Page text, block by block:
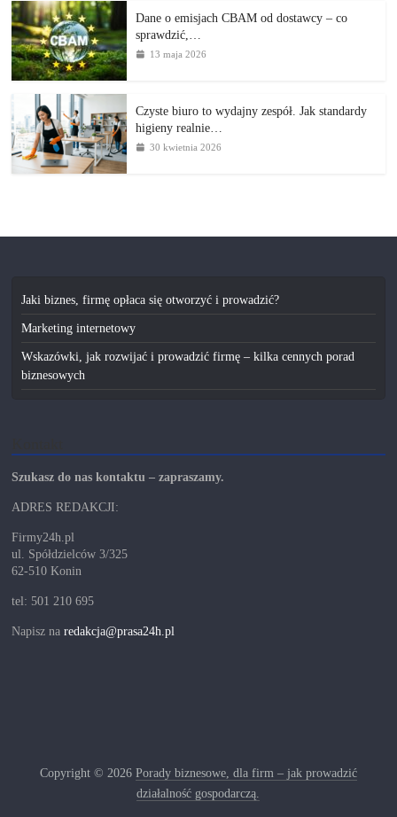
Dane o emisjach CBAM od dostawcy – co
sprawdzić,…
13 maja 2026
Czyste biuro to wydajny zespół. Jak standardy
higieny realnie…
30 kwietnia 2026
Jaki biznes, firmę opłaca się otworzyć i prowadzić?
Marketing internetowy
Wskazówki, jak rozwijać i prowadzić firmę – kilka cennych porad
biznesowych
Szukasz do nas kontaktu – zapraszamy.
ADRES REDAKCJI:
Firmy24h.pl
ul. Spółdzielców 3/325
62-510 Konin
tel: 501 210 695
Napisz naredakcja@prasa24h.pl
Copyright © 2026 Porady biznesowe, dla firm – jak prowadzić
działalność gospodarczą.